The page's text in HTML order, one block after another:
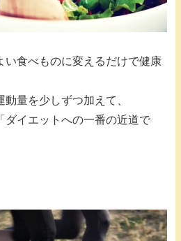
い食べものに変えるだけで健康
量を少しずつ加えて、
ダイエットへの一番の近道で